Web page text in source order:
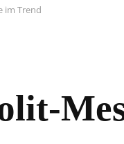
im Trend